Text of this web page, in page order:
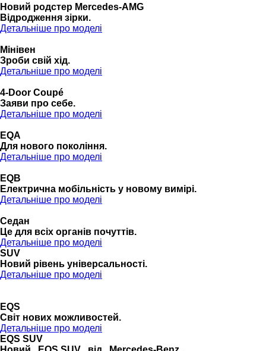
Новий родстер Mercedes-AMG
Відродження зірки.
Детальніше про моделі
Мінівен
Зроби свій хід.
Детальніше про моделі
4-Door Coupé
Заяви про себе.
Детальніше про моделі
EQA
Для нового покоління.
Детальніше про моделі
EQB
Електрична мобільність у новому вимірі.
Детальніше про моделі
Седан
Це для всіх органів почуттів.
Детальніше про моделі
SUV
Новий рівень універсальності.
Детальніше про моделі
EQS
Cвіт нових можливостей.
Детальніше про моделі
EQS SUV